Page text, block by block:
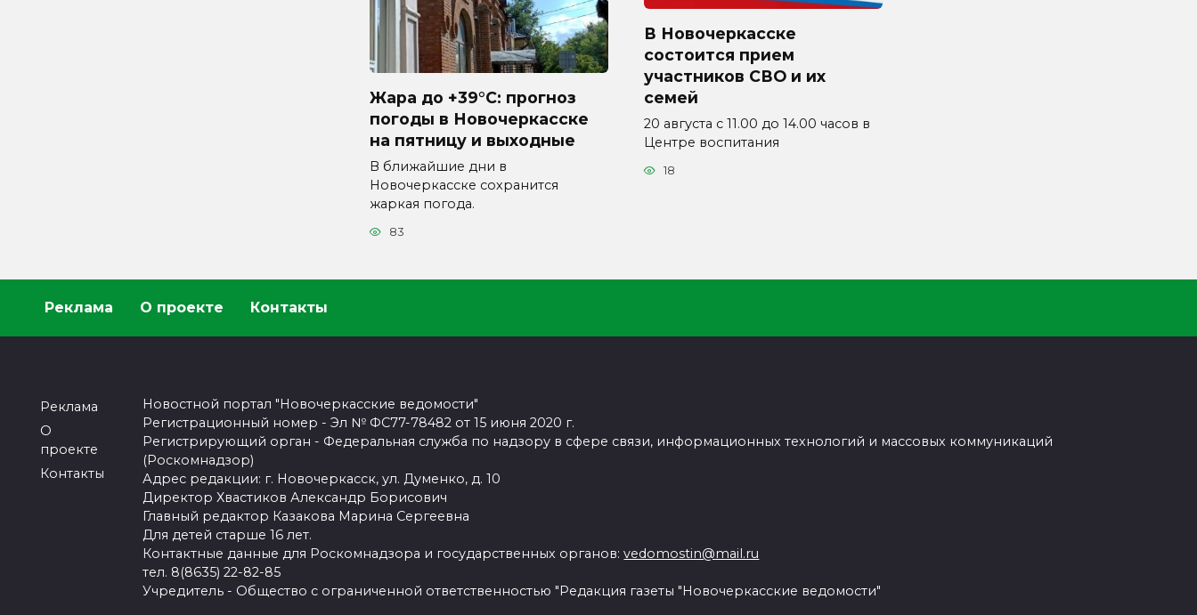
Жара до +39°C: прогноз
погоды в Новочеркасске
на пятницу и выходные
В ближайшие дни в
Новочеркасске сохранится
жаркая погода.
83
В Новочеркасске
состоится прием
участников СВО и их
семей
20 августа с 11.00 до 14.00 часов в
Центре воспитания
18
Реклама О проекте Контакты
Реклама
О
проекте
Контакты
Новостной портал "Новочеркасские ведомости"
Регистрационный номер - Эл № ФС77-78482 от 15 июня 2020 г.
Регистрирующий орган - Федеральная служба по надзору в сфере связи, информационных технологий и массовых коммуникаций
(Роскомнадзор)
Адрес редакции: г. Новочеркасск, ул. Думенко, д. 10
Директор Хвастиков Александр Борисович
Главный редактор Казакова Марина Сергеевна
Для детей старше 16 лет.
Контактные данные для Роскомнадзора и государственных органов:vedomostin@mail.ru
тел. 8(8635) 22-82-85
Учредитель - Общество с ограниченной ответственностью "Редакция газеты "Новочеркасские ведомости"